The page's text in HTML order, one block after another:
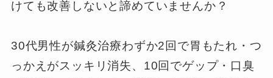
けても改善しないと諦めていませんか？
30代男性が鍼灸治療わずか2回で胃もたれ・つ
っかえがスッキリ消失、10回でゲップ・口臭